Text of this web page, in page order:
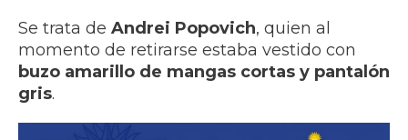
Se trata de Andrei Popovich, quien al
momento de retirarse estaba vestido con
buzo amarillo de mangas cortas y pantalón
gris.